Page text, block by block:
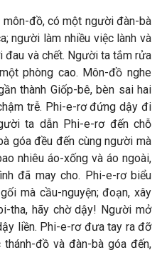
đồ, có một người đàn-bà
người làm nhiều việc lành và
đau và chết. Người ta tắm rửa
phòng cao. Môn-đồ nghe
thành Giốp-bê, bèn sai hai
trễ. Phi-e-rơ đứng dậy đi
ta dẫn Phi-e-rơ đến chỗ
góa đều đến cùng người mà
nhiêu áo-xống và áo ngoài,
đã may cho. Phi-e-rơ biểu
mà cầu-nguyện; đoạn, xây
tha, hãy chờ dậy! Người mở
liền. Phi-e-rơ đưa tay ra đỡ
đồ và đàn-bà góa đến,